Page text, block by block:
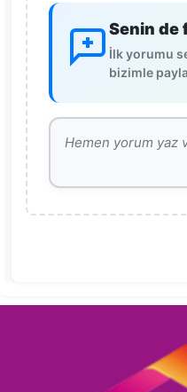
Senin de
İlk yorumu
bizimle